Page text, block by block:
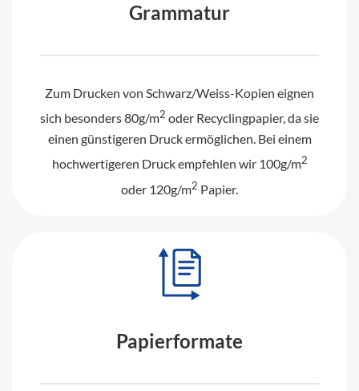
Grammatur
Zum Drucken von Schwarz/Weiss-Kopien eignen
sich besonders 80g/m2 oder Recyclingpapier, da sie
einen günstigeren Druck ermöglichen. Bei einem
hochwertigeren Druck empfehlen wir 100g/m2
oder 120g/m2 Papier.
Papierformate